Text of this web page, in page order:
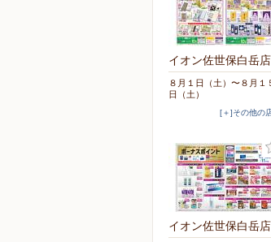
イオン佐世保白岳店
８月１日（土）〜８月１
日（土）
[＋]その他の
イオン佐世保白岳店